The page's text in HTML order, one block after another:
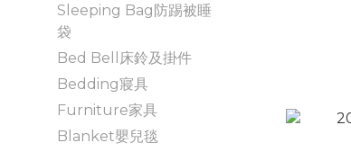
Sleeping Bag防踢被睡
袋
Bed Bell床鈴及掛件
Bedding寢具
Furniture家具
Blanket嬰兒毯